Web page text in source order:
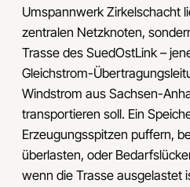
Umspannwerk Zirkelschacht
zentralen Netzknoten,
Trasse des SuedOstLink –
Gleichstrom-
Windstrom aus Sachsen-
transportieren soll. Ein
Erzeugungsspitzen puffern,
überlasten, oder
wenn die Trasse ausgelastet